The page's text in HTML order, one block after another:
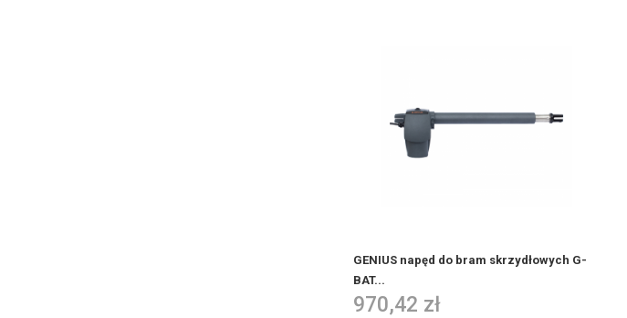
GENIUS napęd do bram skrzydłowych G-
BAT...
970,42 zł